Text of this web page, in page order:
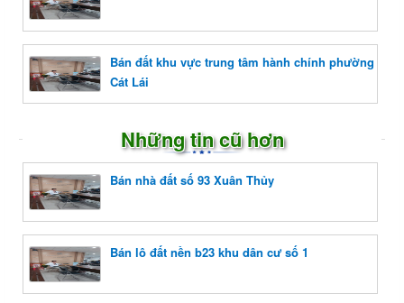
Bán đất khu vực trung tâm hành chính phường
Cát Lái
Những tin cũ hơn
Bán nhà đất số 93 Xuân Thủy
Bán lô đất nền b23 khu dân cư số 1